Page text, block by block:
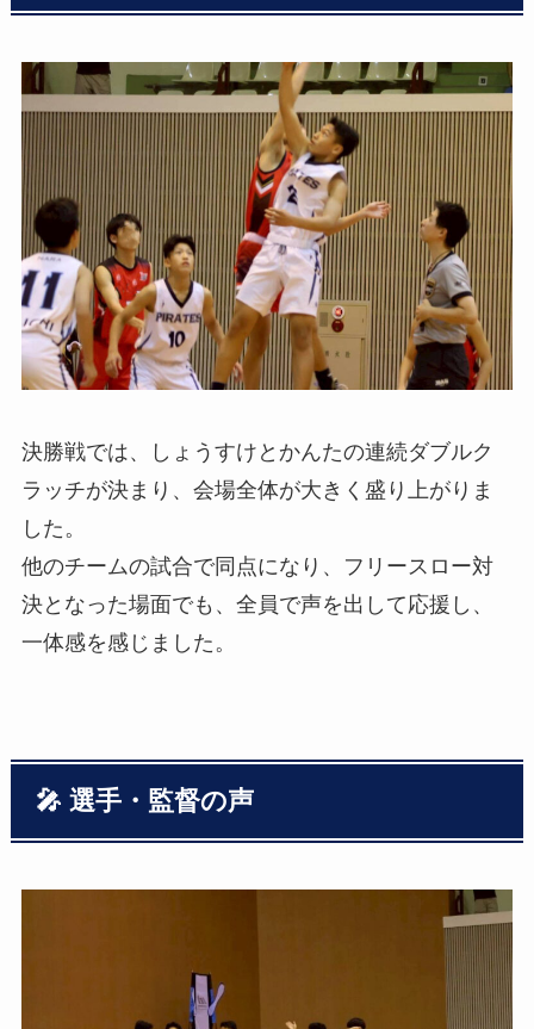
決勝戦では、しょうすけとかんたの連続ダブルク
ラッチが決まり、会場全体が大きく盛り上がりま
した。
他のチームの試合で同点になり、フリースロー対
決となった場面でも、全員で声を出して応援し、
一体感を感じました。
🎤 選手・監督の声